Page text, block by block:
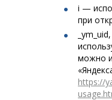
i —
при
можно
https://